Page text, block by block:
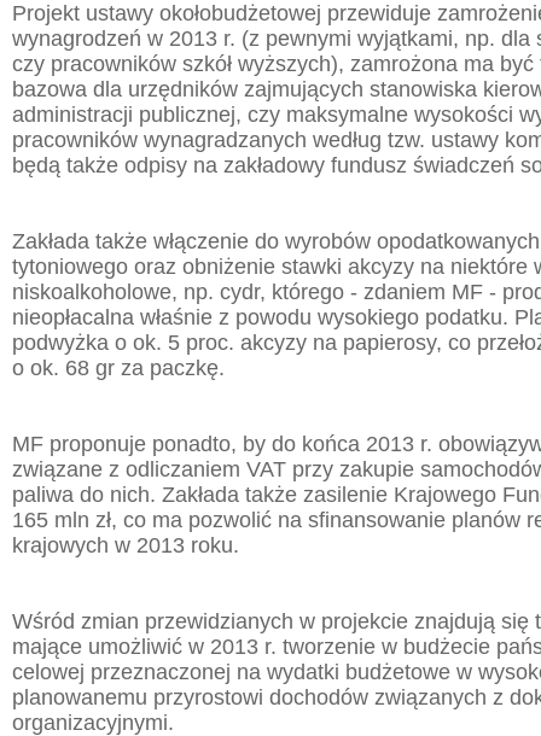
Projekt ustawy okołobudżetowej przewiduje
wynagrodzeń w 2013 r. (z pewnymi wyjątkami, np. dla
czy pracowników szkół wyższych), zamrożona ma
bazowa dla urzędników zajmujących stanowiska
administracji publicznej, czy maksymalne wysokości
pracowników wynagradzanych według tzw. ustawy
będą także odpisy na zakładowy fundusz świadczeń
Zakłada także włączenie do wyrobów
tytoniowego oraz obniżenie stawki akcyzy na niektóre
niskoalkoholowe, np. cydr, którego - zdaniem MF -
nieopłacalna właśnie z powodu wysokiego podatku.
podwyżka o ok. 5 proc. akcyzy na papierosy, co
o ok. 68 gr za paczkę.
MF proponuje ponadto, by do końca 2013 r.
związane z odliczaniem VAT przy zakupie
paliwa do nich. Zakłada także zasilenie Krajowego
165 mln zł, co ma pozwolić na sfinansowanie planów
krajowych w 2013 roku.
Wśród zmian przewidzianych w projekcie znajdują się
mające umożliwić w 2013 r. tworzenie w budżecie
celowej przeznaczonej na wydatki budżetowe w
planowanemu przyrostowi dochodów związanych z
organizacyjnymi.